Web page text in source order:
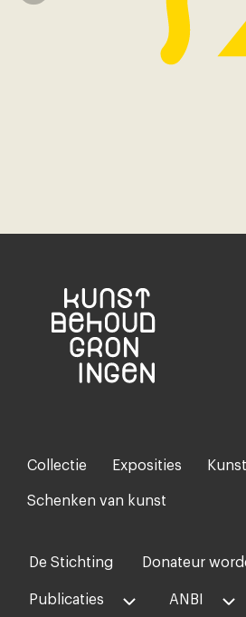
Footer-
menu
Collectie Exposities
Schenken van kunst
Voet
midden
De Stichting Donateur
Publicaties ANBI